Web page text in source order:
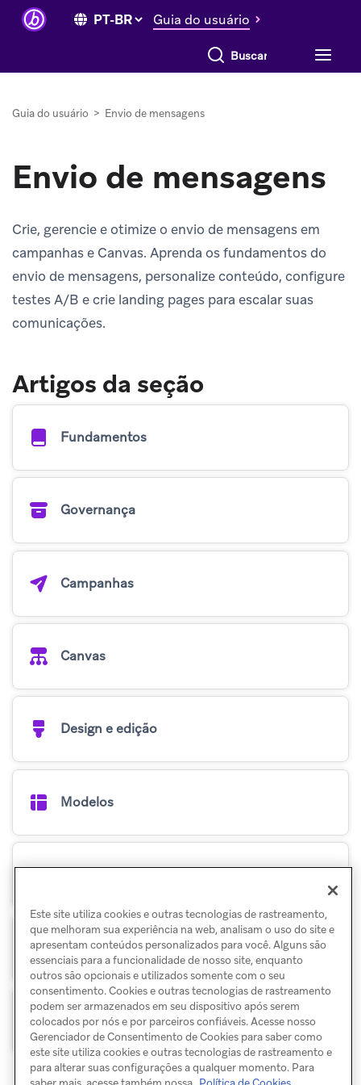
Guia do usuário
Buscar tudo
Guia do usuário > Envio de mensagens
Envio de mensagens
Crie, gerencie e otimize o envio de mensagens em
campanhas e Canvas. Aprenda os fundamentos do
envio de mensagens, personalize conteúdo, configure
testes A/B e crie landing pages para escalar suas
comunicações.
Artigos da seção
Fundamentos
Governança
Campanhas
Canvas
Design e edição
Modelos
Feature Flags
Landing pages
Este site utiliza cookies e outras tecnologias de rastreamento,
que melhoram sua experiência na web, analisam o uso do site e
apresentam conteúdos personalizados para você. Alguns são
essenciais para a funcionalidade de nosso site, enquanto
outros são opcionais e utilizados somente com o seu
consentimento. Cookies e outras tecnologias de rastreamento
podem ser armazenados em seu dispositivo após serem
colocados por nós e por parceiros confiáveis. Acesse nosso
Gerenciador de Consentimento de Cookies para saber como
este site utiliza cookies e outras tecnologias de rastreamento e
para alterar suas configurações a qualquer momento. Para